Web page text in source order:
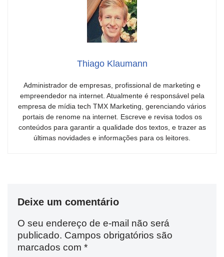
Thiago Klaumann
Administrador de empresas, profissional de marketing e
empreendedor na internet. Atualmente é responsável pela
empresa de mídia tech TMX Marketing, gerenciando vários
portais de renome na internet. Escreve e revisa todos os
conteúdos para garantir a qualidade dos textos, e trazer as
últimas novidades e informações para os leitores.
Deixe um comentário
O seu endereço de e-mail não será
publicado. Campos obrigatórios são
marcados com *